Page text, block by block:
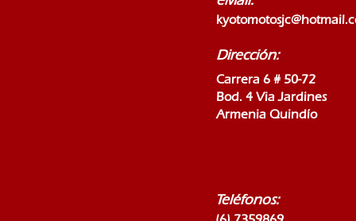
Dirección:
Carrera 6 # 50-72
Bod. 4 Via Jardines
Armenia Quindío
Teléfonos: